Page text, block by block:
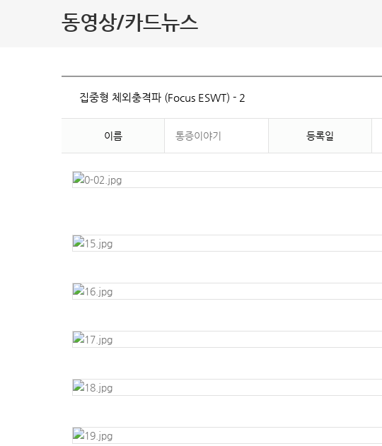
동영상/카드뉴스
집중형 체외충격파 (Focus ESWT) - 2
이름 통증이야기 등록일